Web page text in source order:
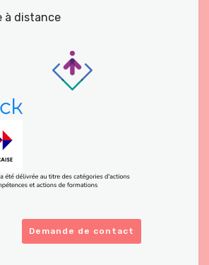
à distance
Demande de contact